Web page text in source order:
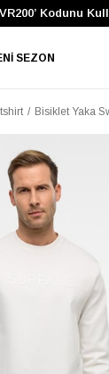
Kodunu
SEZON
Bisiklet Yaka